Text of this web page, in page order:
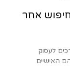
אחר
לעסוק
האישיים